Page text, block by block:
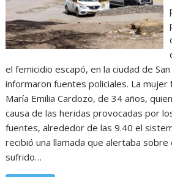
el femicidio escapó, en la ciudad de
informaron fuentes policiales. La mujer
María Emilia Cardozo, de 34 años,
causa de las heridas provocadas por
fuentes, alrededor de las 9.40 el
recibió una llamada que alertaba sobre
sufrido…